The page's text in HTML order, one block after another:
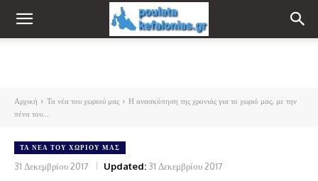
Αρχική Τα νέα του χωριού μας
Η ανασκόπηση της χρονιάς για το χωριό μας, με την
πένα του...
ΤΑ ΝΈΑ ΤΟΥ ΧΩΡΙΟΎ ΜΑΣ
31 Δεκεμβρίου 2017 Updated: 31 Δεκεμβρίου 2017